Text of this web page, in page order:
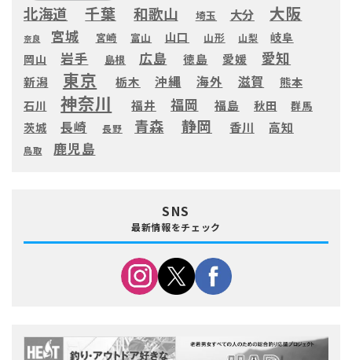
北海道 千葉 和歌山 埼玉 大分 大阪
奈良 宮城 宮崎 富山 山口 山形 山梨
岐阜
岡山
岩手 島根 広島 徳島 愛媛 愛知
新潟 東京 栃木 沖縄 海外 滋賀
熊本
石川
神奈川 福井 福岡 福島 秋田 群馬
茨城 長崎 長野 青森 静岡 香川 高知
鳥取 鹿児島
SNS
最新情報をチェック